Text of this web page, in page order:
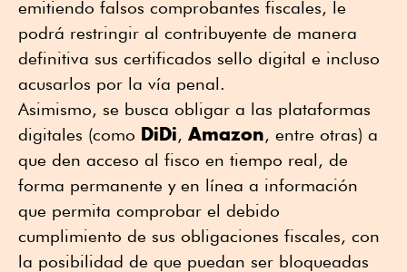
emitiendo falsos comprobantes fiscales, le
podrá restringir al contribuyente de manera
definitiva sus certificados sello digital e incluso
acusarlos por la vía penal.
Asimismo, se busca obligar a las plataformas
digitales (como DiDi, Amazon, entre otras) a
que den acceso al fisco en tiempo real, de
forma permanente y en línea a información
que permita comprobar el debido
cumplimiento de sus obligaciones fiscales, con
la posibilidad de que puedan ser bloqueadas